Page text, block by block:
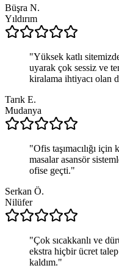
Büşra N.
Yıldırım
"Yüksek katlı
uyarak çok sessiz ve
kiralama ihtiyacı olan
Tarık E.
Mudanya
"Ofis taşımacılığı için
masalar asansör
ofise geçti."
Serkan Ö.
Nilüfer
"Çok sıcakkanlı ve
ekstra hiçbir ücret
kaldım."